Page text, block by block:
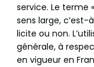
service. Le terme
sens large, c’est-
licite ou non.
générale, à
en vigueur en